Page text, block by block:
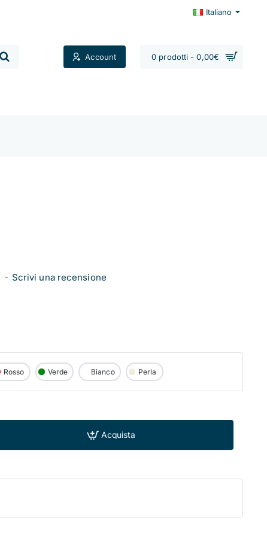
Italiano
Account 0 prodotti - 0,00€
- Scrivi una recensione
Rosso Verde Bianco Perla
Acquista